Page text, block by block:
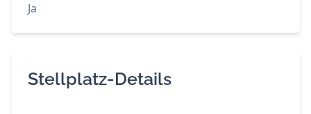
Ja
Stellplatz-Details